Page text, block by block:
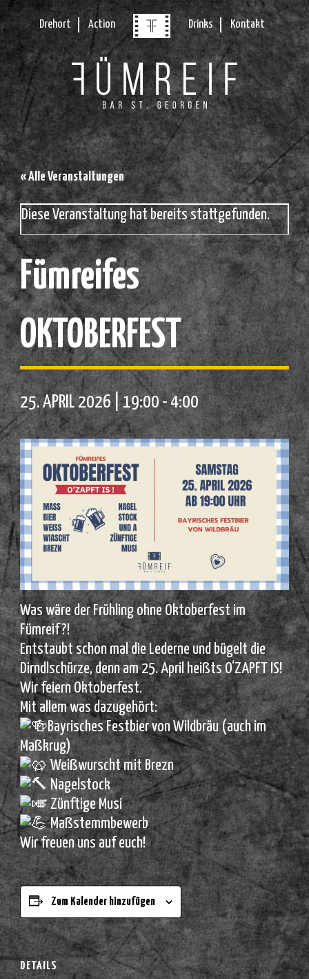
Drehort Action Drinks Kontakt
« Alle Veranstaltungen
Diese Veranstaltung hat bereits stattgefunden.
Fümreifes
OKTOBERFEST
25. APRIL 2026 | 19:00-4:00
Was wäre der Frühling ohne Oktoberfest im
Fümreif?!
Entstaubt schon mal die Lederne und bügelt die
Dirndlschürze, denn am 25. April heißts O‘ZAPFT IS!
Wir feiern Oktoberfest.
Mit allem was dazugehört:
Bayrisches Festbier von Wildbräu (auch im
Maßkrug)
Weißwurscht mit Brezn
Nagelstock
Zünftige Musi
Maßstemmbewerb
Wir freuen uns auf euch!
Zum Kalender hinzufügen
DETAILS